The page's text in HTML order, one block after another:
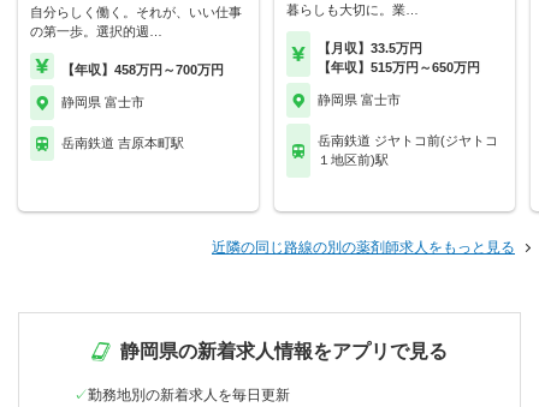
自分らしく働く。それが、いい仕事
の第一歩。選択的週…
【年収】458万円～700万円
静岡県 富士市
岳南鉄道 吉原本町駅
暮らしも大切に。業…
【月収】33.5万円
【年収】515万円～650万円
静岡県 富士市
岳南鉄道 ジヤトコ前(ジヤトコ
１地区前)駅
近隣の同じ路線の別の薬剤師求人をもっと見る
静岡県の新着求人情報をアプリで見る
勤務地別の新着求人を毎日更新